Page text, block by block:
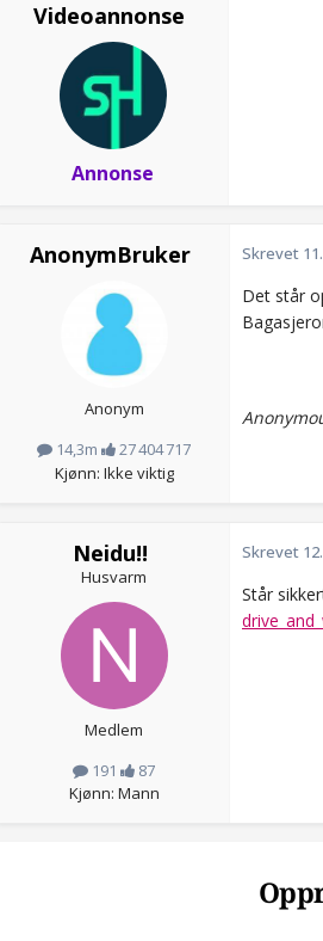
Videoannonse
Annonse
AnonymBruker
Anonym
14,3m
27 404 717
Kjønn: Ikke viktig
Skrevet
Det står
Neidu!!
Husvarm
Medlem
191
87
Kjønn: Mann
Skrevet
Står